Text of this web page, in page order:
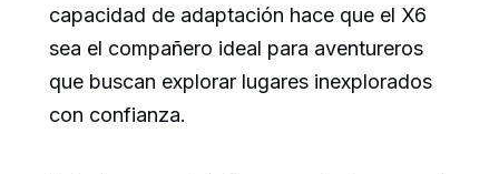
capacidad de adaptación hace que el X6
sea el compañero ideal para aventureros
que buscan explorar lugares inexplorados
con confianza.